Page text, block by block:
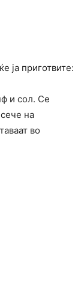
ја приготвите:
и сол. Се
на
во